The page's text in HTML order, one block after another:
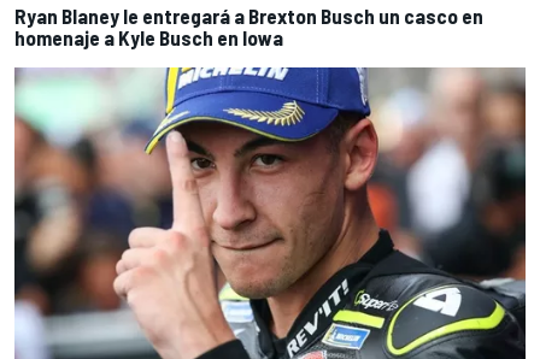
Ryan Blaney le entregará a Brexton Busch un casco en
homenaje a Kyle Busch en Iowa